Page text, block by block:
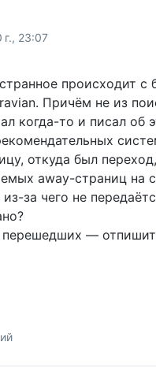
г., 23:07
происходит
Причём не из
когда-то и писал
откуда был
away-страниц
за чего не
—